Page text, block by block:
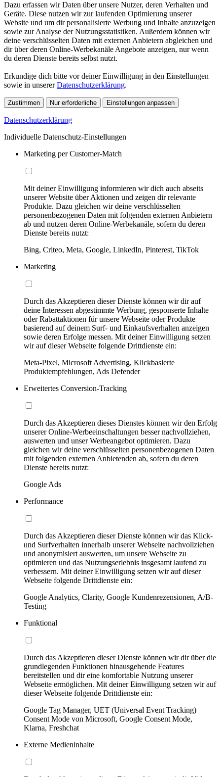
Dazu erfassen wir Daten über unsere Nutzer, deren Verhalten und
Geräte. Diese nutzen wir zur laufenden Optimierung unserer
Website und um dir personalisierte Werbung und Inhalte anzuzeigen
sowie zur Analyse der Nutzungsstatistiken. Außerdem können wir
deine verschlüsselten Daten mit externen Anbietern abgleichen und
dir über deren Online-Werbekanäle Angebote anzeigen, nur wenn
du deren Dienste bereits selbst nutzt.
Erkundige dich bitte vor deiner Einwilligung in den Einstellungen
sowie in unsererDatenschutzerklärung.
Zustimmen Nur erforderliche Einstellungen anpassen
Datenschutzerklärung
Individuelle Datenschutz-Einstellungen
Marketing per Customer-Match
Mit deiner Einwilligung informieren wir dich auch abseits
unserer Website über Aktionen und zeigen dir relevante
Produkte. Dazu gleichen wir deine verschlüsselten
personenbezogenen Daten mit folgenden externen Anbietern
ab und nutzen deren Online-Werbekanäle, sofern du deren
Dienste bereits nutzt:
Bing, Criteo, Meta, Google, LinkedIn, Pinterest, TikTok
Marketing
Durch das Akzeptieren dieser Dienste können wir dir auf
deine Interessen abgestimmte Werbung, gesponserte Inhalte
oder Rabattaktionen für unsere Webseite oder Produkte
basierend auf deinem Surf- und Einkaufsverhalten anzeigen
sowie deren Erfolge messen. Mit deiner Einwilligung setzen
wir auf dieser Webseite folgende Drittdienste ein:
Meta-Pixel, Microsoft Advertising, Klickbasierte
Produktempfehlungen, Ads Defender
Erweitertes Conversion-Tracking
Durch das Akzeptieren dieses Dienstes können wir den Erfolg
unserer Online-Werbeeinschaltungen besser nachvollziehen,
auswerten und unser Werbeangebot optimieren. Dazu
gleichen wir deine verschlüsselten personenbezogenen Daten
mit folgenden externen Anbietenden ab, sofern du deren
Dienste bereits nutzt:
Google Ads
Performance
Durch das Akzeptieren dieser Dienste können wir das Klick-
und Surfverhalten innerhalb unserer Webseite nachvollziehen
und anonymisiert auswerten, um unsere Webseite zu
optimieren und das Nutzungserlebnis insgesamt laufend zu
verbessern. Mit deiner Einwilligung setzen wir auf dieser
Webseite folgende Drittdienste ein:
Google Analytics, Clarity, Google Kundenrezensionen, A/B-
Testing
Funktional
Durch das Akzeptieren dieser Dienste können wir dir über die
grundlegenden Funktionen hinausgehende Features
bereitstellen und dir eine komfortable Nutzung unserer
Webseite ermöglichen. Mit deiner Einwilligung setzen wir auf
dieser Webseite folgende Drittdienste ein:
Google Tag Manager, UET (Universal Event Tracking)
Consent Mode von Microsoft, Google Consent Mode,
Klarna, Freshchat
Externe Medieninhalte